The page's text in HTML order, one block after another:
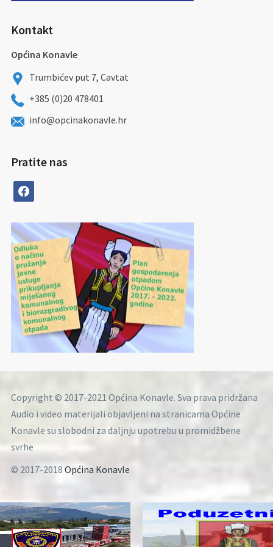
Kontakt
Općina Konavle
Trumbićev put 7, Cavtat
+385 (0)20 478401
info@opcinakonavle.hr
Pratite nas
facebook
Copyright © 2017-2021 Općina Konavle. Sva prava pridržana
Audio i video materijali objavljeni na stranicama Općine
Konavle su slobodni za daljnju upotrebu u promidžbene
svrhe
© 2017-2018 Općina Konavle